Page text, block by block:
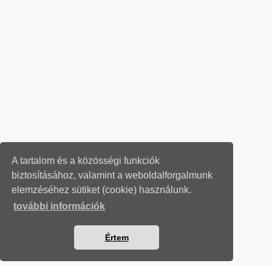
A tartalom és a közösségi funkciók
biztosításához, valamint a weboldalforgalmunk
elemzéséhez sütiket (cookie) használunk.
további információk
Értem